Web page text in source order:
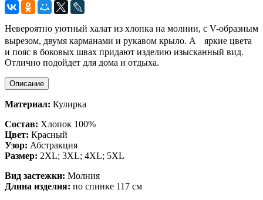
Невероятно уютный халат из хлопка на молнии, с V-образным
вырезом, двумя карманами и рукавом крыло. А яркие цвета
и пояс в боковых швах придают изделию изысканный вид.
Отлично подойдет для дома и отдыха.
Описание
Материал: Кулирка
Состав: Хлопок 100%
Цвет: Красный
Узор: Абстракция
Размер: 2XL; 3XL; 4XL; 5XL
Вид застежки: Молния
Длина изделия: по спинке 117 см